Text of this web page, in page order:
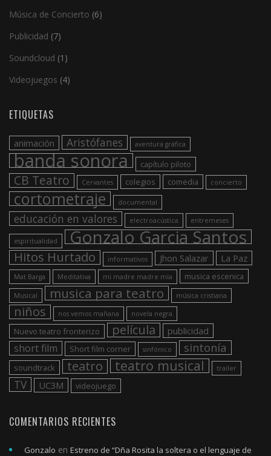
Música de Concierto (6)
Publicidad (7)
Soundcloud (1)
Videojuegos (4)
ETIQUETAS
animación Aristófanes aventura gráfica
banda sonora capítulo piloto
CB Teatro Cervantes colegios comedia concierto
cortometraje documental
educación en valores electroacústica entremeses
espiritualidad Gonzalo Garcia Santos
Hitos Hurtado informativos Jhon Salazar La Paz
Mat Barga Meditativa mi madre madre mia musica escenica
Musical musica para teatro música cristiana
niños nos vemos mañana novela negra
Nuevo teatro fronterizo película publicidad
short film Short film corner sinfónico sintonía
soundtrack teatro teatro musical trailer
TV UC3M videojuego
COMENTARIOS RECIENTES
Gonzalo en Estreno de “Dña Rosita la soltera o el lenguaje de